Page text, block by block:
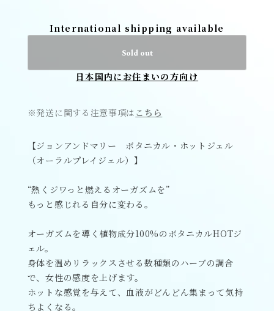
International shipping available
Sold out
日本国内にお住まいの方向け
※発送に関する注意事項は こちら
【ジョンアンドマリー ボタニカル・ホットジェル
（オーラルプレイジェル）】
“熱くジワっと燃えるオーガズムを”
もっと感じれる自分に変わる。
オーガズムを導く植物成分100%のボタニカルHOTジ
ェル。
身体を温めリラックスさせる数種類のハーブの調合
で、女性の感度を上げます。
ホットな感覚を与えて、血液がどんどん集まって気持
ちよくなる。